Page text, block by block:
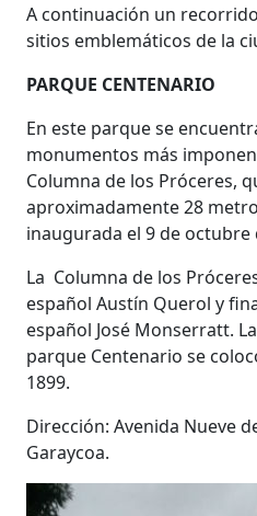
A continuación un
sitios emblemáticos de la
PARQUE CENTENARIO
En este parque se
monumentos más
Columna de los Próceres,
aproximadamente 28
inaugurada el 9 de octubre
La Columna de los
español Austín Querol y
español José Monserratt.
parque Centenario se
1899.
Dirección: Avenida Nueve
Garaycoa.